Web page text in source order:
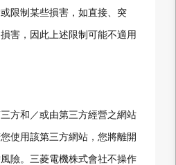
限制某些損害，如直接、突
害，因此上述限制可能不適用
方和／或由第三方經營之網站
使用該第三方網站，您將離開
險。三菱電機株式會社不操作